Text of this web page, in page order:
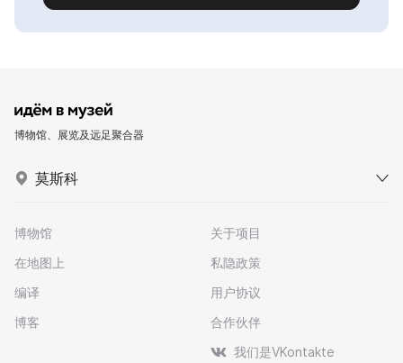
博物馆、展览及远足聚合器
莫斯科
博物馆
在地图上
编译
博客
关于项目
私隐政策
用户协议
合作伙伴
我们是VKontakte